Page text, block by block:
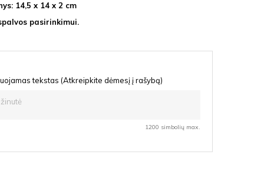
14,5 x 14 x 2 cm
pasirinkimui.
tekstas (Atkreipkite dėmesį į rašybą)
1200 simbolių max.